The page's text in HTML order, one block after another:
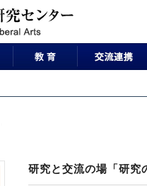
研究と交流の場「研